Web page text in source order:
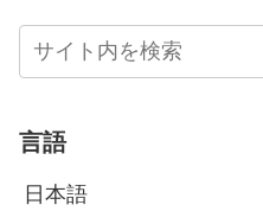
言語
日本語